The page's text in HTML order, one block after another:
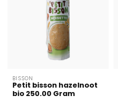
BISSON
Petit bisson hazelnoot
bio 250.00 Gram